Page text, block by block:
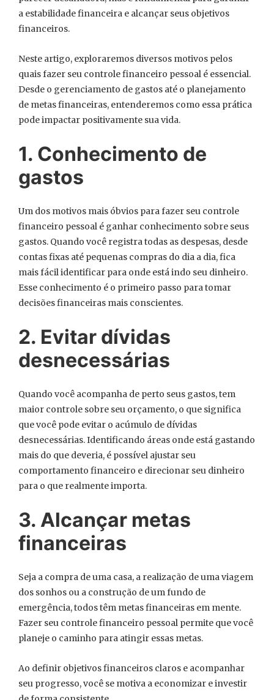
a estabilidade financeira e alcançar seus objetivos
financeiros.
Neste artigo, exploraremos diversos motivos pelos
quais fazer seu controle financeiro pessoal é essencial.
Desde o gerenciamento de gastos até o planejamento
de metas financeiras, entenderemos como essa prática
pode impactar positivamente sua vida.
1. Conhecimento de
gastos
Um dos motivos mais óbvios para fazer seu controle
financeiro pessoal é ganhar conhecimento sobre seus
gastos. Quando você registra todas as despesas, desde
contas fixas até pequenas compras do dia a dia, fica
mais fácil identificar para onde está indo seu dinheiro.
Esse conhecimento é o primeiro passo para tomar
decisões financeiras mais conscientes.
2. Evitar dívidas
desnecessárias
Quando você acompanha de perto seus gastos, tem
maior controle sobre seu orçamento, o que significa
que você pode evitar o acúmulo de dívidas
desnecessárias. Identificando áreas onde está gastando
mais do que deveria, é possível ajustar seu
comportamento financeiro e direcionar seu dinheiro
para o que realmente importa.
3. Alcançar metas
financeiras
Seja a compra de uma casa, a realização de uma viagem
dos sonhos ou a construção de um fundo de
emergência, todos têm metas financeiras em mente.
Fazer seu controle financeiro pessoal permite que você
planeje o caminho para atingir essas metas.
Ao definir objetivos financeiros claros e acompanhar
seu progresso, você se motiva a economizar e investir